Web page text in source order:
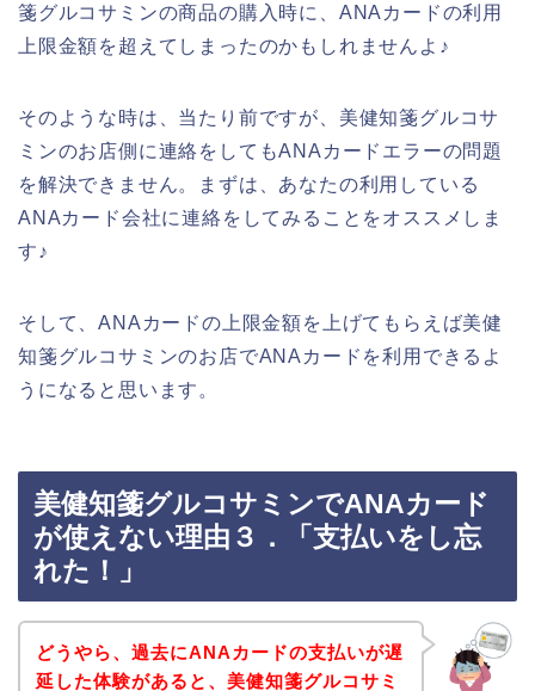
箋グルコサミンの商品の購入時に、ANAカードの利用
上限金額を超えてしまったのかもしれませんよ♪
そのような時は、当たり前ですが、美健知箋グルコサ
ミンのお店側に連絡をしてもANAカードエラーの問題
を解決できません。まずは、あなたの利用している
ANAカード会社に連絡をしてみることをオススメしま
す♪
そして、ANAカードの上限金額を上げてもらえば美健
知箋グルコサミンのお店でANAカードを利用できるよ
うになると思います。
美健知箋グルコサミンでANAカード
が使えない理由３．「支払いをし忘
れた！」
どうやら、過去にANAカードの支払いが遅
延した体験があると、美健知箋グルコサミ